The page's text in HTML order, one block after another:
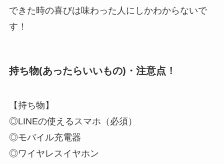
できた時の喜びは味わった人にしかわからないで
す！
持ち物(あったらいいもの)・注意点！
【持ち物】
◎LINEの使えるスマホ （必須）
◎モバイル充電器
◎ワイヤレスイヤホン